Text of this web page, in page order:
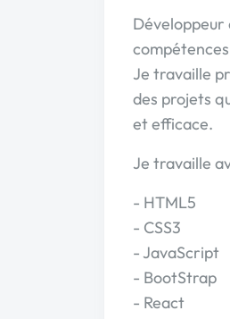
Développeur
Je travaille
des projets
et efficace.
Je travaille
- HTML5
- CSS3
- JavaScript
- BootStrap
- React